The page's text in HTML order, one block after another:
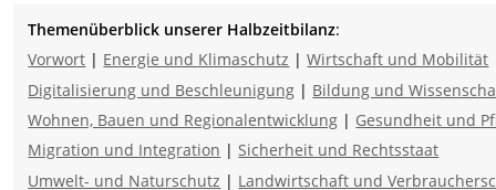
Themenüberblick unserer Halbzeitbilanz:
Vorwort | Energie und Klimaschutz |Wirtschaft und Mobilität
Digitalisierung und Beschleunigung | Bildung und
Wohnen, Bauen und Regionalentwicklung | Gesundheit und
Migration und Integration |Sicherheit und Rechtsstaat
Umwelt- und Naturschutz | Landwirtschaft und